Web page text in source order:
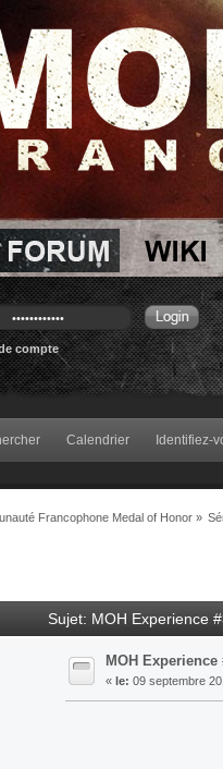
compte
Calendrier Identifiez-
Francophone Medal of Honor»
Sujet: MOH Experience
MOH
« le: 09 septembre